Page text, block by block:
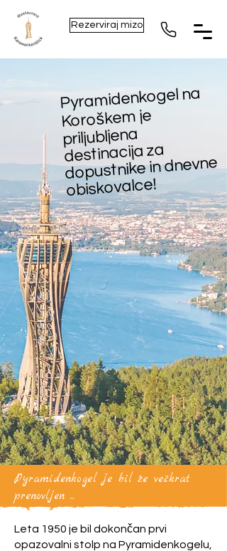
Rezerviraj mizo
Pyramidenkogel na
Koroškem je
priljubljena
destinacija za
dopustnike in dnevne
obiskovalce!
Pyramidenkogel je bil že večkrat
prenovljen ...
Leta 1950 je bil dokončan prvi
opazovalni stolp na Pyramidenkogelu,